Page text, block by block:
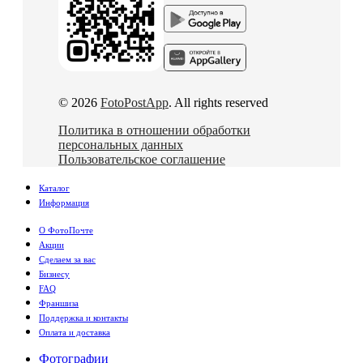
© 2026 FotoPostApp. All rights reserved
Политика в отношении обработки
персональных данных
Пользовательское соглашение
Каталог
Информация
О ФотоПочте
Акции
Сделаем за вас
Бизнесу
FAQ
Франшиза
Поддержка и контакты
Оплата и доставка
Фотографии